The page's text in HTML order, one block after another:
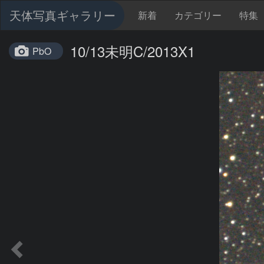
天体写真ギャラリー 新着 カテゴリー 特集
PbO 10/13未明C/2013X1